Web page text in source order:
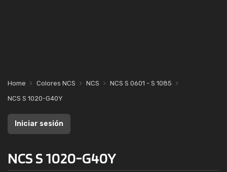
Home Colores NCS NCS
NCS S 0601 - S 1085
NCS S 1020-G40Y
Iniciar sesión
NCS S 1020-G40Y